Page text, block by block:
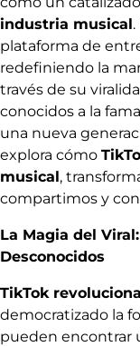
industria musical
plataforma de
redefiniendo la
través de su
conocidos a la
una nueva
explora cómo
musical,
compartimos y
La Magia del
Desconocidos
TikTok
democratizado la
pueden encontrar